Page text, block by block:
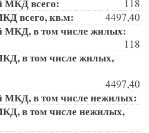
МКД всего: 118
всего, кв.м: 4497,40
МКД, в том числе жилых:
118
в том числе жилых,
4497,40
МКД, в том числе нежилых:
в том числе нежилых,